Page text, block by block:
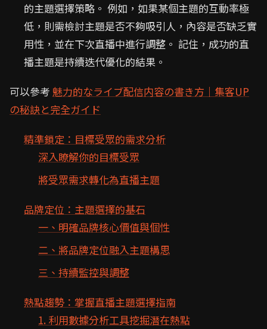
的主題選擇策略。 例如，如果某個主題的互動率極
低，則需檢討主題是否不夠吸引人，內容是否缺乏實
用性，並在下次直播中進行調整。 記住，成功的直
播主題是持續迭代優化的結果。
可以參考 魅力的なライブ配信内容の書き方｜集客UP
の秘訣と完全ガイド
精準鎖定：目標受眾的需求分析
深入瞭解你的目標受眾
將受眾需求轉化為直播主題
品牌定位：主題選擇的基石
一、明確品牌核心價值與個性
二、將品牌定位融入主題構思
三、持續監控與調整
熱點趨勢：掌握直播主題選擇指南
1. 利用數據分析工具挖掘潛在熱點